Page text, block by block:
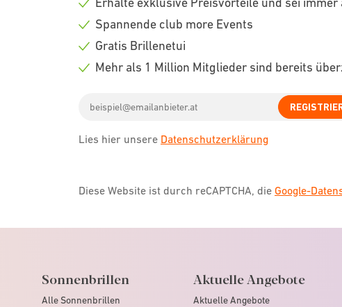
Check
Check
Spannende club more Events
Check
Gratis Brillenetui
Mehr als 1 Million Mitglieder sind bereits
address
Lies hier unsere Datenschutzerklärung
Diese Website ist durch reCAPTCHA, die Google-
Sonnenbrillen
Alle Sonnenbrillen
Aktuelle Angebote
Aktuelle Angebote